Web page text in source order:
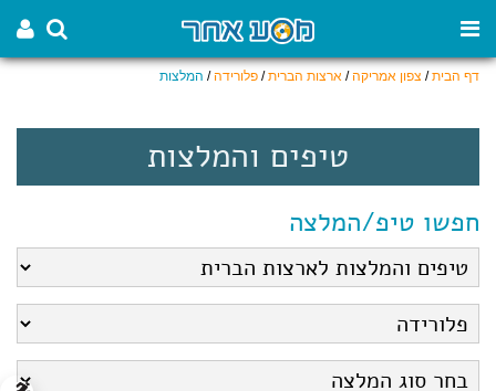
דף הבית/ צפון אמריקה/ ארצות הברית/ פלורידה/ המלצות
טיפים והמלצות
חפשו טיפ/המלצה